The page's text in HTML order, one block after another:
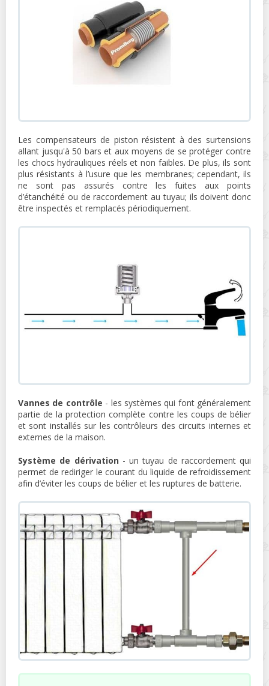
Les compensateurs de piston résistent à des surtensions
allant jusqu'à 50 bars et aux moyens de se protéger contre
les chocs hydrauliques réels et non faibles. De plus, ils sont
plus résistants à l’usure que les membranes; cependant, ils
ne sont pas assurés contre les fuites aux points
d’étanchéité ou de raccordement au tuyau; ils doivent donc
être inspectés et remplacés périodiquement.
Vannes de contrôle - les systèmes qui font généralement
partie de la protection complète contre les coups de bélier
et sont installés sur les contrôleurs des circuits internes et
externes de la maison.
Système de dérivation- un tuyau de raccordement qui
permet de rediriger le courant du liquide de refroidissement
afin d’éviter les coups de bélier et les ruptures de batterie.